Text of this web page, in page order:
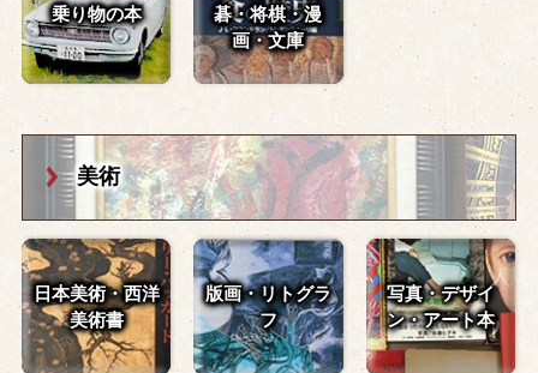
乗り物の本
碁・将棋・漫
画・文庫
美術
日本美術・西洋
美術書
版画・リトグラ
フ
写真・デザイ
ン・アート本